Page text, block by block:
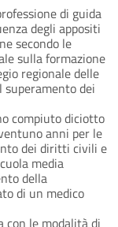
di guida
degli appositi
secondo le
sulla formazione
regionale delle
superamento dei
compiuto diciotto
anni per le
dei diritti civili e
media
della
di un medico
con le modalità di